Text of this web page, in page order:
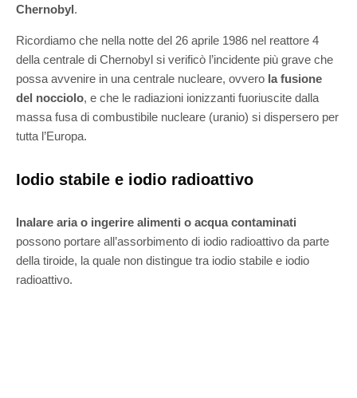
Chernobyl.
Ricordiamo che nella notte del 26 aprile 1986 nel reattore 4
della centrale di Chernobyl si verificò l’incidente più grave che
possa avvenire in una centrale nucleare, ovvero la fusione
del nocciolo, e che le radiazioni ionizzanti fuoriuscite dalla
massa fusa di combustibile nucleare (uranio) si dispersero per
tutta l’Europa.
Iodio stabile e iodio radioattivo
Inalare aria o ingerire alimenti o acqua contaminati
possono portare all’assorbimento di iodio radioattivo da parte
della tiroide, la quale non distingue tra iodio stabile e iodio
radioattivo.